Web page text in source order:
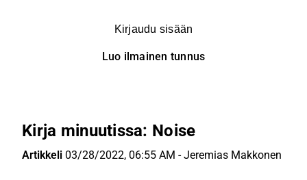
Kirjaudu sisään
Luo ilmainen tunnus
Kirja minuutissa: Noise
Artikkeli 03/28/2022, 06:55 AM -Jeremias Makkonen